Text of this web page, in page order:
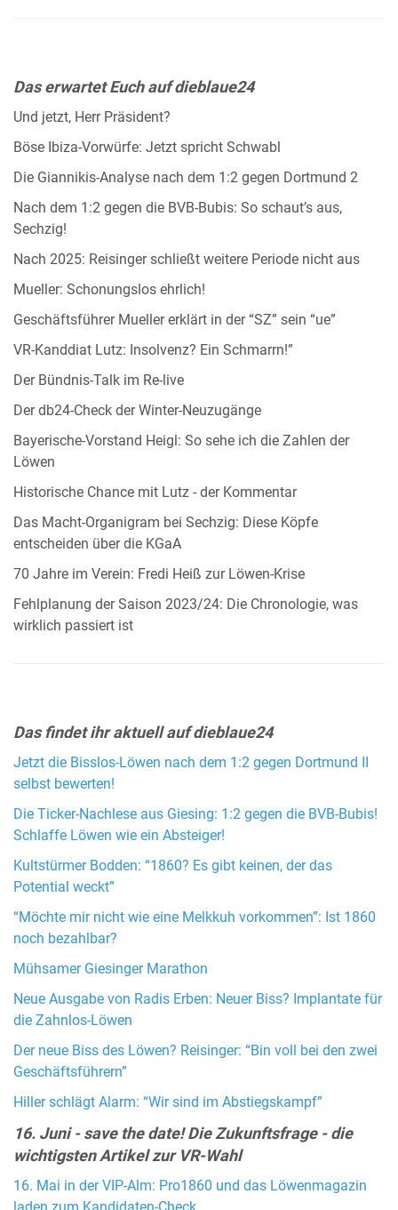
Das erwartet Euch auf dieblaue24
Und jetzt, Herr Präsident?
Böse Ibiza-Vorwürfe: Jetzt spricht Schwabl
Die Giannikis-Analyse nach dem 1:2 gegen Dortmund 2
Nach dem 1:2 gegen die BVB-Bubis: So schaut’s aus,
Sechzig!
Nach 2025: Reisinger schließt weitere Periode nicht aus
Mueller: Schonungslos ehrlich!
Geschäftsführer Mueller erklärt in der “SZ” sein “ue”
VR-Kanddiat Lutz: Insolvenz? Ein Schmarrn!”
Der Bündnis-Talk im Re-live
Der db24-Check der Winter-Neuzugänge
Bayerische-Vorstand Heigl: So sehe ich die Zahlen der
Löwen
Historische Chance mit Lutz - der Kommentar
Das Macht-Organigram bei Sechzig: Diese Köpfe
entscheiden über die KGaA
70 Jahre im Verein: Fredi Heiß zur Löwen-Krise
Fehlplanung der Saison 2023/24: Die Chronologie, was
wirklich passiert ist
Das findet ihr aktuell auf dieblaue24
Jetzt die Bisslos-Löwen nach dem 1:2 gegen Dortmund II
selbst bewerten!
Die Ticker-Nachlese aus Giesing: 1:2 gegen die BVB-Bubis!
Schlaffe Löwen wie ein Absteiger!
Kultstürmer Bodden: “1860? Es gibt keinen, der das
Potential weckt”
“Möchte mir nicht wie eine Melkkuh vorkommen”: Ist 1860
noch bezahlbar?
Mühsamer Giesinger Marathon
Neue Ausgabe von Radis Erben: Neuer Biss? Implantate für
die Zahnlos-Löwen
Der neue Biss des Löwen? Reisinger: “Bin voll bei den zwei
Geschäftsführern”
Hiller schlägt Alarm: “Wir sind im Abstiegskampf”
16. Juni - save the date! Die Zukunftsfrage - die
wichtigsten Artikel zur VR-Wahl
16. Mai in der VIP-Alm: Pro1860 und das Löwenmagazin